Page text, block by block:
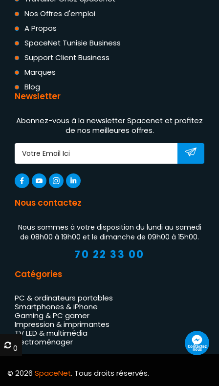
Nos Offres d'emploi
A Propos
SpaceNet Tunisie Business
Support Client Business
Marques
Blog
Newsletter
Abonnez-vous à la newsletter Spacenet et profitez
de nos meilleures offres.
Nous contactez
Nous sommes à votre disposition du lundi au samedi
de 08h00 à 19h00 et le dimanche de 09h00 à 15h00.
70 22 33 00
Catégories
PC & ordinateurs portables
Smartphones & iPhone
Gaming & PC gamer
Impression & imprimantes
TV LED & multimédia
Électroménager
© 2026 SpaceNet. Tous droits réservés.
Contactez
nous
0
0